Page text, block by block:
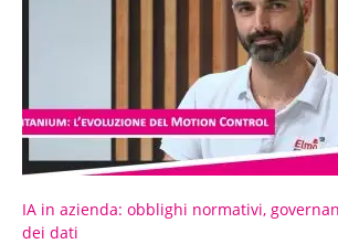
IA in azienda: obblighi normativi,
dei dati